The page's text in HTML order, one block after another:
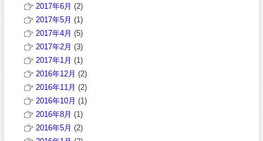
2017年6月 (2)
2017年5月 (1)
2017年4月 (5)
2017年2月 (3)
2017年1月 (1)
2016年12月 (2)
2016年11月 (2)
2016年10月 (1)
2016年8月 (1)
2016年5月 (2)